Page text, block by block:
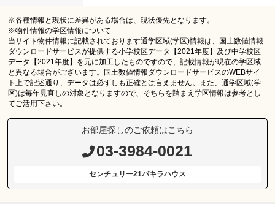
※各種情報と現状に差異がある場合は、現状優先となります。
※物件情報の学区情報について
当サイト物件情報に記載されております通学区域(学区)情報は、国土数値情報
ダウンロードサービスが提供する小学校区データ【2021年度】及び中学校区
データ【2021年度】を元に加工したものですので、記載情報が現在の学区域
と異なる場合がございます。国土数値情報ダウンロードサービスのWEBサイ
ト上で記述通り、データは必ずしも正確とは言えません。また、通学区域(学
区)は毎年見直しの対象となりますので、そちらを踏まえ学区情報は参考とし
てご活用下さい。
お部屋探しのご依頼はこちら
03-3984-0021
センチュリー21パキラハウス